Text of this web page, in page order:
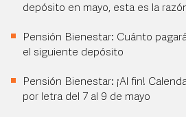
depósito en mayo, esta es la
Pensión Bienestar: Cuánto
el siguiente depósito
Pensión Bienestar: ¡Al fin!
por letra del 7 al 9 de mayo